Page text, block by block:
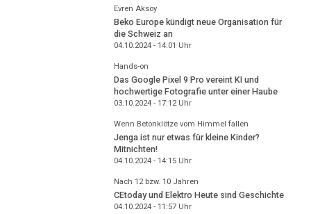
Evren Aksoy
Beko Europe kündigt neue Organisation für
die Schweiz an
04.10.2024 - 14:01 Uhr
Hands-on
Das Google Pixel 9 Pro vereint KI und
hochwertige Fotografie unter einer Haube
03.10.2024 - 17:12Uhr
Wenn Betonklötze vom Himmel fallen
Jenga ist nur etwas für kleine Kinder?
Mitnichten!
04.10.2024 - 14:15Uhr
Nach 12 bzw. 10 Jahren
CEtoday und Elektro Heute sind Geschichte
04.10.2024 - 11:57Uhr